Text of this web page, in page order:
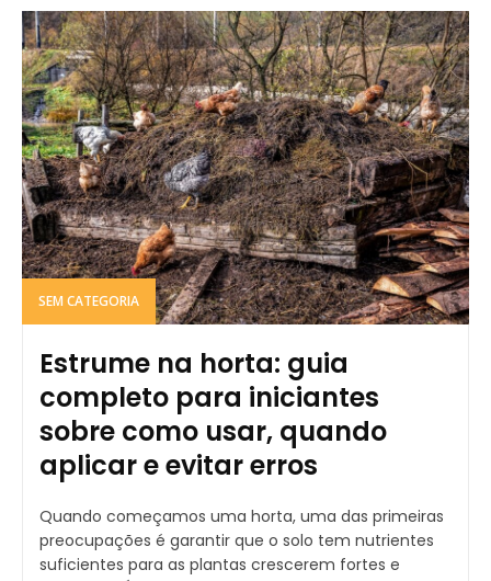
SEM CATEGORIA
Estrume na horta: guia
completo para iniciantes
sobre como usar, quando
aplicar e evitar erros
Quando começamos uma horta, uma das primeiras
preocupações é garantir que o solo tem nutrientes
suficientes para as plantas crescerem fortes e